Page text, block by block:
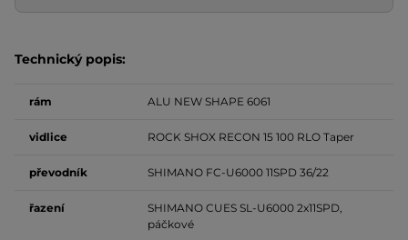
Technický popis:
rám ALU NEW SHAPE 6061
vidlice ROCK SHOX RECON 15 100 RLO Taper
převodník SHIMANO FC-U6000 11SPD 36/22
řazení
SHIMANO CUES SL-U6000 2x11SPD,
páčkové